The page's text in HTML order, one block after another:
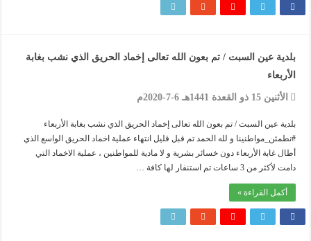
بلدية عين السبت / تم بعون الله تعالى إخماد الحريق الذي نشب بغابة
الأربعاء
الأثنين 15 ذو القعدة 1441هـ 6-7-2020م
بلدية عين السبت / تم بعون الله تعالى إخماد الحريق الذي نشب بغابة الأربعاء
#نطمئن_مواطنينا و لله الحمد تم قبل قليل انتهاء عملية اخماد الحريق الواسع الذي
أطال غابة الأربعاء دون خسائر بشرية و لا مادية للمواطنين ، عملية الاخماد التي
دامت لأكثر من 3 ساعات تم استنفار لها كافة …
أكمل القراءة »